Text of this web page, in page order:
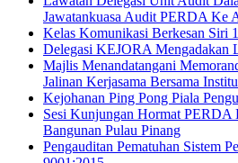
Jawatankuasa Audit PERDA Ke
Kelas Komunikasi Berkesan Siri 1
Delegasi KEJORA Mengadakan
Majlis Menandatangani
Jalinan Kerjasama Bersama
Kejohanan Ping Pong Piala
Sesi Kunjungan Hormat PERDA
Bangunan Pulau Pinang
Pengauditan Pematuhan Sistem